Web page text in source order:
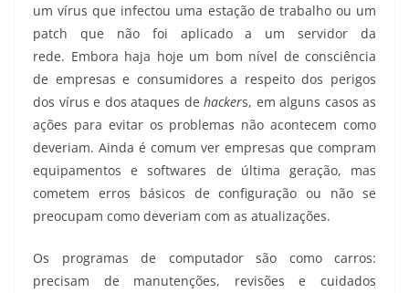
um vírus que infectou uma estação de trabalho ou um
patch que não foi aplicado a um servidor da
rede. Embora haja hoje um bom nível de consciência
de empresas e consumidores a respeito dos perigos
dos vírus e dos ataques de hackers, em alguns casos as
ações para evitar os problemas não acontecem como
deveriam. Ainda é comum ver empresas que compram
equipamentos e softwares de última geração, mas
cometem erros básicos de configuração ou não se
preocupam como deveriam com as atualizações.
Os programas de computador são como carros:
precisam de manutenções, revisões e cuidados